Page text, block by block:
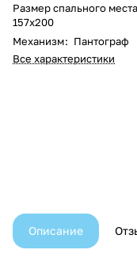
Размер спального
157х200
Механизм: Пантограф
Все характеристики
Описание